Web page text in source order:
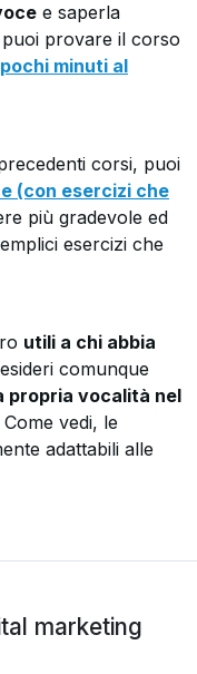
e saperla
provare il corso
minuti al
corsi, puoi
(con esercizi che
più gradevole ed
esercizi che
utili a chi abbia
comunque
propria vocalità nel
vedi, le
adattabili alle
marketing